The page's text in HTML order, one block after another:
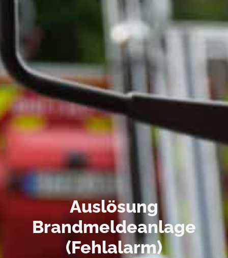
Auslösung
Brandmeldeanlage
(Fehlalarm)